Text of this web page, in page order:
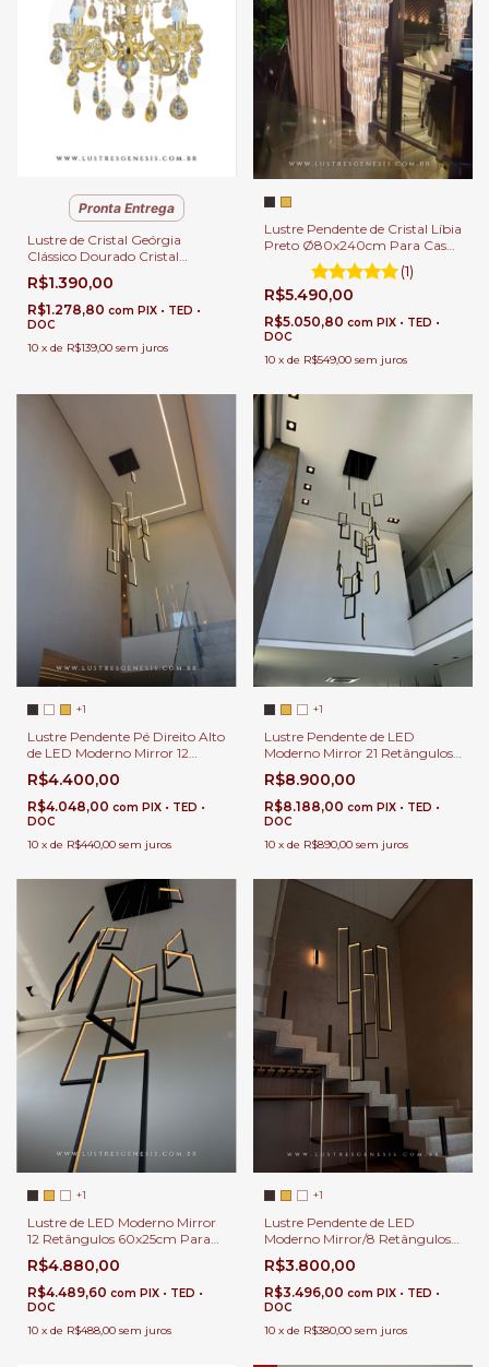
Pronta Entrega
Lustre de Cristal Geórgia
Clássico Dourado Cristal
Âmbar 5 Braços para Casas
com Pé Direito Duplo e Buffet
R$1.390,00
R$1.278,80 com PIX • TED •
DOC
10 x de R$139,00 sem juros
Lustre Pendente de Cristal Líbia
Preto Ø80x240cm Para Casas
Pé Direito Duplo e Alto
(1)
R$5.490,00
R$5.050,80 com PIX • TED •
DOC
10 x de R$549,00 sem juros
+1
Lustre Pendente Pé Direito Alto
de LED Moderno Mirror 12
Retângulos Para Hall de
Entrada
R$4.400,00
R$4.048,00 com PIX • TED •
DOC
10 x de R$440,00 sem juros
+1
Lustre Pendente de LED
Moderno Mirror 21 Retângulos
60x25cm Para Casas Pé Direito
Duplo e Alto
R$8.900,00
R$8.188,00 com PIX • TED •
DOC
10 x de R$890,00 sem juros
+1
Lustre de LED Moderno Mirror
12 Retângulos 60x25cm Para
Casas Pé Direito Duplo e Alto
R$4.880,00
R$4.489,60 com PIX • TED •
DOC
10 x de R$488,00 sem juros
+1
Lustre Pendente de LED
Moderno Mirror/8 Retângulos
60x25cm Para Casas Pé Direito
Duplo e Alto
R$3.800,00
R$3.496,00 com PIX • TED •
DOC
10 x de R$380,00 sem juros